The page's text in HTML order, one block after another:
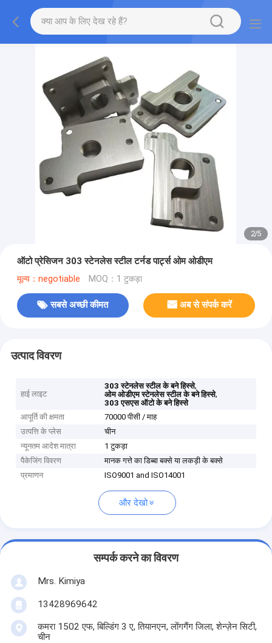
2/5
ऑटो प्रेसिजन 303 स्टेनलेस स्टील टर्नड पार्ट्स ओम ओडीएम
मूल्य：negotiable MOQ：1 टुकड़ा
सबसे अच्छी कीमत अब से संपर्क करें
उत्पाद विवरण
हाई लाइट
303 स्टेनलेस स्टील के बने हिस्से,
ओम ओडीएम स्टेनलेस स्टील के बने हिस्से,
303 एसएस ऑटो के बने हिस्से
आपूर्ति की क्षमता
70000 पीसी / माह
उत्पत्ति के प्लेस
चीन
न्यूनतम आदेश मात्रा
1 टुकड़ा
पैकेजिंग विवरण
मानक गत्ते का डिब्बा बक्से या लकड़ी के बक्से
प्रमाणन
ISO9001 and ISO14001
और देखो
सम्पर्क करने का विवरण
Mrs. Kimiya
13428969642
कमरा 1502 एफ, बिल्डिंग 3 ए, तियानएन, लोंगगैंग जिला, शेन्ज़ेन सिटी,
चीन